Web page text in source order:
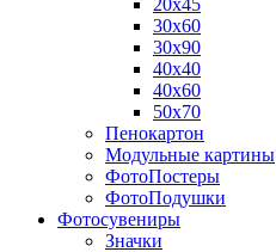
20х45
30х60
30х90
40х40
40х60
50х70
Пенокартон
Модульные картины
ФотоПостеры
ФотоПодушки
Фотоcувениры
Значки